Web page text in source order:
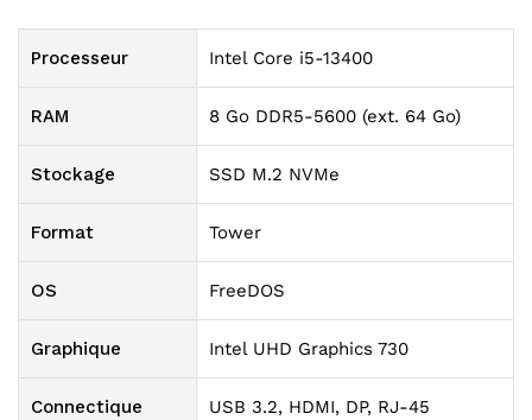
Processeur Intel Core i5-13400
RAM 8 Go DDR5-5600 (ext. 64 Go)
Stockage SSD M.2 NVMe
Format Tower
OS FreeDOS
Graphique Intel UHD Graphics 730
Connectique USB 3.2, HDMI, DP, RJ-45